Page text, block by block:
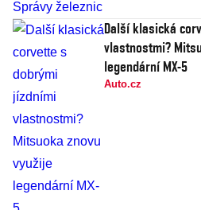
Další klasická
vlastnostmi?
legendární MX-5
Auto.cz